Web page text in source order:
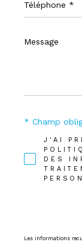
*
Message
J'AI
DES
* Champ
Les informations